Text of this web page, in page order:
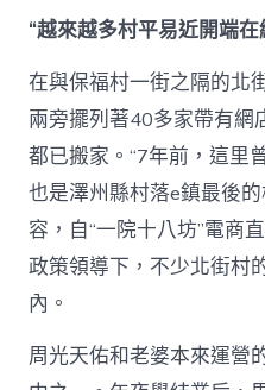
“越來越多村平易近開端
在與保福村一街之隔的北
兩旁擺列著40多家帶有網
都已搬家。“7年前，這里
也是澤州縣村落e鎮最後
容，自“一院十八坊”電商
政策領導下，不少北街村
內。
周光天佑和老婆本來運營